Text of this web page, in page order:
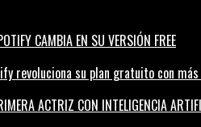
revoluciona su plan gratuito con